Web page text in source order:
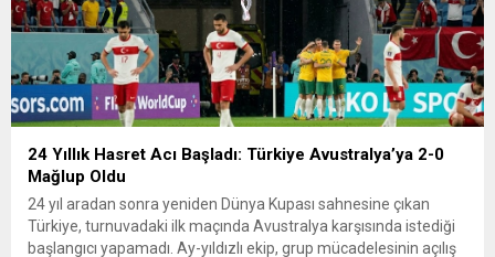
24 Yıllık Hasret Acı Başladı: Türkiye Avustralya’ya 2-0
Mağlup Oldu
24 yıl aradan sonra yeniden Dünya Kupası sahnesine çıkan
Türkiye, turnuvadaki ilk maçında Avustralya karşısında istediği
başlangıcı yapamadı. Ay-yıldızlı ekip, grup mücadelesinin açılış